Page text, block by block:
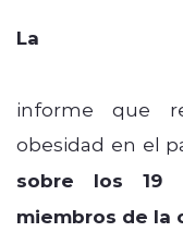
La
informe que
obesidad en el
sobre los 19
miembros de la